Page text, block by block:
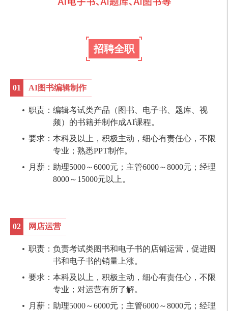
招聘全职
01 AI图书编辑制作
职责：编辑考试类产品（图书、电子书、题库、视
频）的书籍并制作成AI课程。
要求：本科及以上，积极主动，细心有责任心，不限
专业；熟悉PPT制作。
月薪：助理5000～6000元；主管6000～8000元；经理
8000～15000元以上。
02 网店运营
职责：负责考试类图书和电子书的店铺运营，促进图
书和电子书的销量上涨。
要求：本科及以上，积极主动，细心有责任心，不限
专业；对运营有所了解。
月薪：助理5000～6000元；主管6000～8000元；经理